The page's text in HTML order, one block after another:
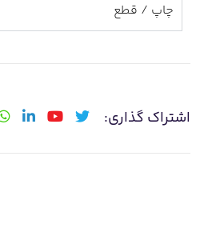
چاپ / قطع
اشتراک گذاری: